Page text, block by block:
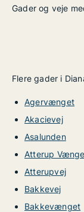
Gader og veje
Flere gader i
Agervænget
Akacievej
Asalunden
Atterup Vænge
Atterupvej
Bakkevej
Bakkevænget